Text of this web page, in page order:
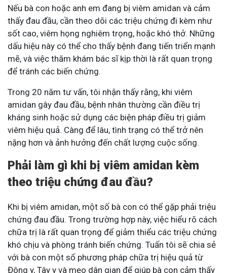
Nếu bà con hoặc anh em đang bị viêm amidan và cảm
thấy đau đầu, cần theo dõi các triệu chứng đi kèm như
sốt cao, viêm họng nghiêm trọng, hoặc khó thở. Những
dấu hiệu này có thể cho thấy bệnh đang tiến triển mạnh
mẽ, và việc thăm khám bác sĩ kịp thời là rất quan trọng
để tránh các biến chứng.
Trong 20 năm tư vấn, tôi nhận thấy rằng, khi viêm
amidan gây đau đầu, bệnh nhân thường cần điều trị
kháng sinh hoặc sử dụng các biện pháp điều trị giảm
viêm hiệu quả. Càng để lâu, tình trạng có thể trở nên
nặng hơn và ảnh hưởng đến chất lượng cuộc sống.
Phải làm gì khi bị viêm amidan kèm
theo triệu chứng đau đầu?
Khi bị viêm amidan, một số bà con có thể gặp phải triệu
chứng đau đầu. Trong trường hợp này, việc hiểu rõ cách
chữa trị là rất quan trọng để giảm thiểu các triệu chứng
khó chịu và phòng tránh biến chứng. Tuấn tôi sẽ chia sẻ
với bà con một số phương pháp chữa trị hiệu quả từ
Đông y, Tây y và mẹo dân gian để giúp bà con cảm thấy